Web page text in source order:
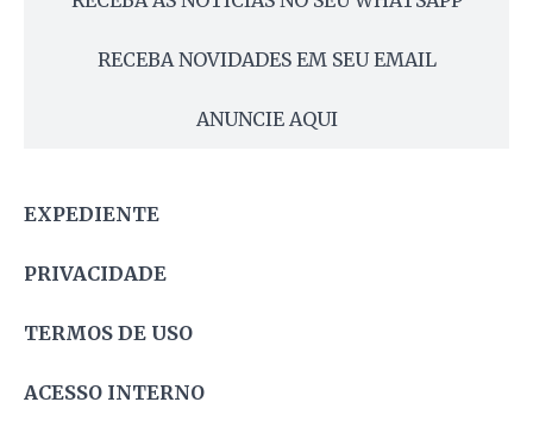
RECEBA NOVIDADES EM SEU EMAIL
ANUNCIE AQUI
EXPEDIENTE
PRIVACIDADE
TERMOS DE USO
ACESSO INTERNO